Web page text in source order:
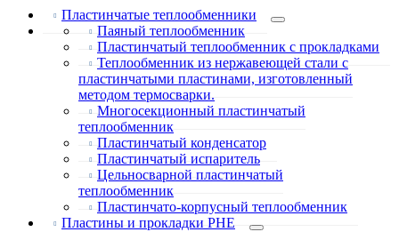
Пластинчатые теплообменники
Паяный теплообменник
Пластинчатый теплообменник с прокладками
Теплообменник из нержавеющей стали с
пластинчатыми пластинами, изготовленный
методом термосварки.
Многосекционный пластинчатый
теплообменник
Пластинчатый конденсатор
Пластинчатый испаритель
Цельносварной пластинчатый
теплообменник
Пластинчато-корпусный теплообменник
Пластины и прокладки PHE